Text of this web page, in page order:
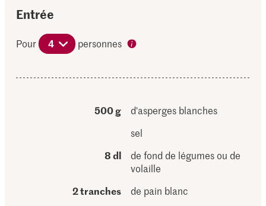
Entrée
Pour 4 personnes
500 g
d'asperges blanches
sel
8 dl
de fond de légumes ou de
volaille
2 tranches
de pain blanc